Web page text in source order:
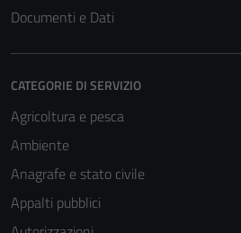
Documenti e Dati
CATEGORIE DI SERVIZIO
Agricoltura e pesca
Ambiente
Anagrafe e stato civile
Appalti pubblici